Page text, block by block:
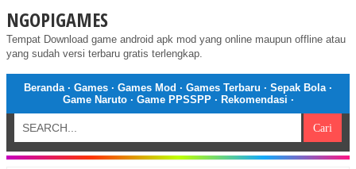
NGOPIGAMES
Tempat Download game android apk mod yang online maupun offline atau
yang sudah versi terbaru gratis terlengkap.
Beranda· Games · Games Mod · Games Terbaru · Sepak Bola·
Game Naruto· Game PPSSPP· Rekomendasi ·